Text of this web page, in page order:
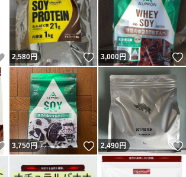
いいね！
2,580円 いいね！
3,000円
いいね！
3,750円 いいね！
2,490円